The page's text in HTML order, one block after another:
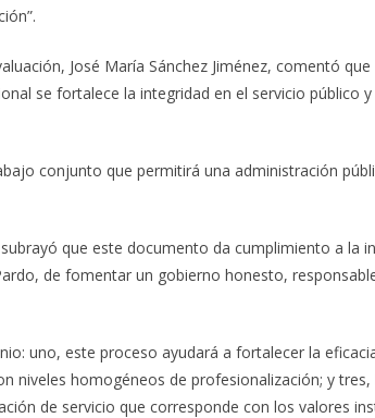
José María Sánchez Jiménez, comentó que
se fortalece la integridad en el servicio público y
conjunto que permitirá una administración
que este documento da cumplimiento a la
de fomentar un gobierno honesto,
uno, este proceso ayudará a fortalecer la
niveles homogéneos de profesionalización; y tres,
de servicio que corresponde con los valores